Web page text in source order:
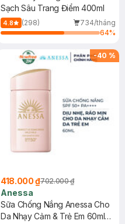
Sạch Sâu Trang Điểm 400ml
4.8 (298)
734/tháng
64%
-40 %
418.000 ₫702.000 ₫
Anessa
Sữa Chống Nắng Anessa Cho
Da Nhạy Cảm & Trẻ Em 60ml